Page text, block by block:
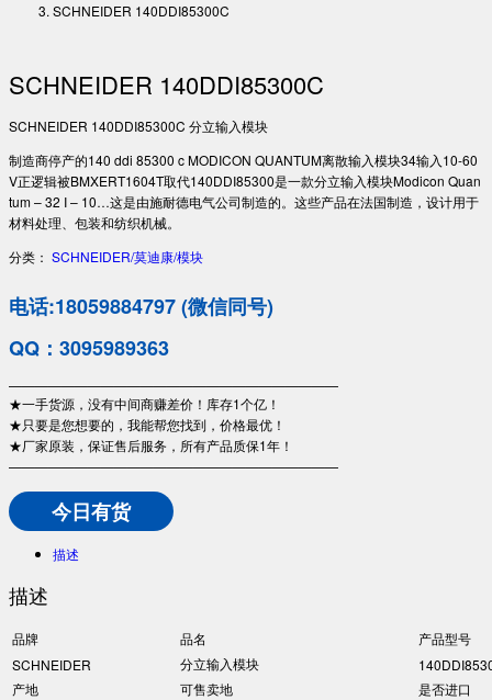
SCHNEIDER 140DDI85300C
SCHNEIDER 140DDI85300C
SCHNEIDER 140DDI85300C 分立输入模块
制造商停产的140 ddi 85300 c MODICON QUANTUM离散输入模块34输入10-60
V正逻辑被BMXERT1604T取代140DDI85300是一款分立输入模块Modicon Quan
tum – 32 I – 10…这是由施耐德电气公司制造的。这些产品在法国制造，设计用于
材料处理、包装和纺织机械。
分类： SCHNEIDER/莫迪康/模块
电话:18059884797 (微信同号)
QQ：3095989363
—————————————————————————
★一手货源，没有中间商赚差价！库存1个亿！
★只要是您想要的，我能帮您找到，价格最优！
★厂家原装，保证售后服务，所有产品质保1年！
—————————————————————————
今日有货
描述
描述
品牌 品名
产品型号
SCHNEIDER
分立输入模块
产地
可售卖地 是否进口